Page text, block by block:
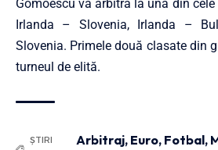
Gomoescu va arbitra la una din
Irlanda – Slovenia, Irlanda –
Slovenia. Primele două clasate din
turneul de elită.
ȘTIRI
Arbitraj, Euro, Fotbal,